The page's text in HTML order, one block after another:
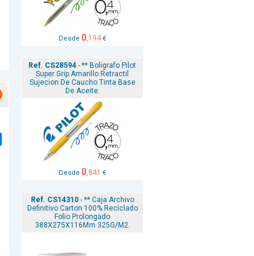
Desde 0,194€
Ref. CS28594 - ** Boligrafo Pilot
Super Grip Amarillo Retractil
Sujecion De Caucho Tinta Base
De Aceite.
Desde 0,841 €
Ref. CS14310- ** Caja Archivo
Definitivo Carton 100% Reciclado
Folio Prolongado
388X275X116Mm 325G/M2.